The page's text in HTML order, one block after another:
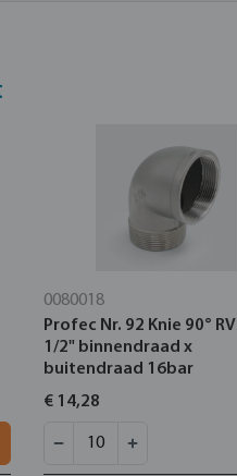
0080018
Profec Nr. 92 Knie 90°
1/2" binnendraad x
buitendraad 16bar
€ 14,28